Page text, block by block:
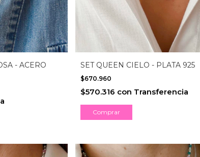
- ACERO
SET QUEEN CIELO - PLATA 925
$670.960
$570.316 con Transferencia